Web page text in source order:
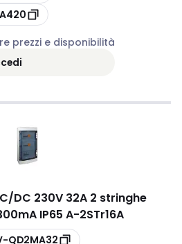
prezzi e disponibilità
DC 230V 32A 2 stringhe
IP65 A-2STr16A
QD2MA32